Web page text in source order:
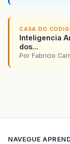
CASA DO
Inteligencia
dos...
Por Fabricio
NAVEGUE